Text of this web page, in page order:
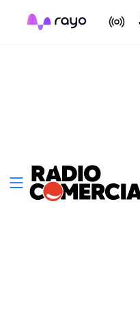
On Air